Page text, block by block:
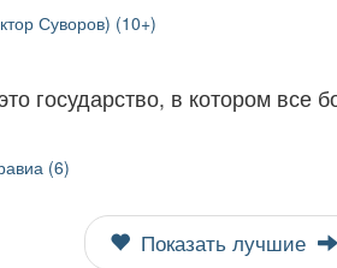
Суворов) (10+)
государство, в котором все
(6)
Показать лучшие